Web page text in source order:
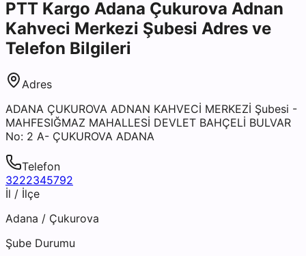
PTT Kargo Adana Çukurova Adnan
Kahveci Merkezi Şubesi Adres ve
Telefon Bilgileri
Adres
ADANA ÇUKUROVA ADNAN KAHVECİ MERKEZİ Şubesi -
MAHFESIĞMAZ MAHALLESİ DEVLET BAHÇELİ BULVAR
No: 2 A- ÇUKUROVA ADANA
Telefon
3222345792
İl / İlçe
Adana / Çukurova
Şube Durumu